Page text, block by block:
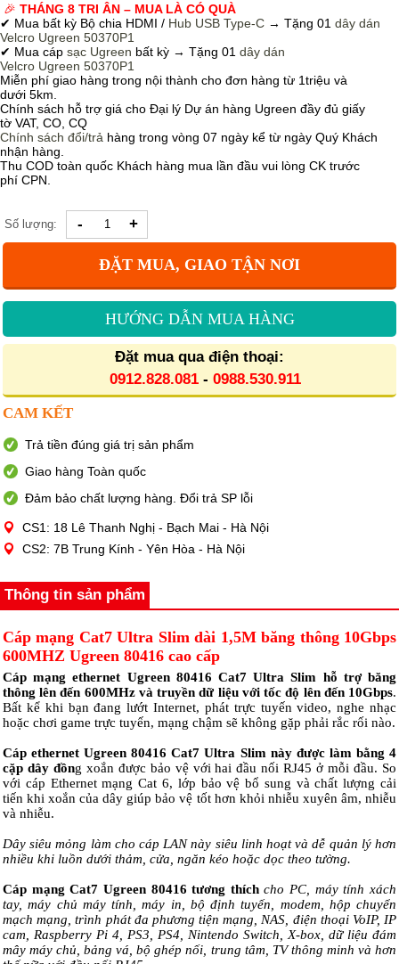
🎉 THÁNG 8 TRI ÂN – MUA LÀ CÓ QUÀ
✔ Mua bất kỳ Bộ chia HDMI / Hub USB Type-C → Tặng 01 dây dán
Velcro Ugreen 50370P1
✔ Mua cáp sạc Ugreen bất kỳ → Tặng 01 dây dán
Velcro Ugreen 50370P1
Miễn phí giao hàng trong nội thành cho đơn hàng từ 1triệu và
dưới 5km.
Chính sách hỗ trợ giá cho Đại lý Dự án hàng Ugreen đầy đủ giấy
tờ VAT, CO, CQ
Chính sách đổi/trả hàng trong vòng 07 ngày kể từ ngày Quý Khách
nhận hàng.
Thu COD toàn quốc Khách hàng mua lần đầu vui lòng CK trước
phí CPN.
Số lượng: - +
ĐẶT MUA, GIAO TẬN NƠI
HƯỚNG DẪN MUA HÀNG
Đặt mua qua điện thoại:
0912.828.081 - 0988.530.911
CAM KẾT
Trả tiền đúng giá trị sản phẩm
Giao hàng Toàn quốc
Đảm bảo chất lượng hàng. Đổi trả SP lỗi
CS1: 18 Lê Thanh Nghị - Bạch Mai - Hà Nội
CS2: 7B Trung Kính - Yên Hòa - Hà Nội
Thông tin sản phẩm
Cáp mạng Cat7 Ultra Slim dài 1,5M băng thông 10Gbps
600MHZ Ugreen 80416 cao cấp
Cáp mạng ethernet Ugreen 80416 Cat7 Ultra Slim hỗ trợ băng
thông lên đến 600MHz và truyền dữ liệu với tốc độ lên đến 10Gbps.
Bất kể khi bạn đang lướt Internet, phát trực tuyến video, nghe nhạc
hoặc chơi game trực tuyến, mạng chậm sẽ không gặp phải rắc rối nào.
Cáp ethernet Ugreen 80416 Cat7 Ultra Slim này được làm bằng 4
cặp dây đồng xoắn được bảo vệ với hai đầu nối RJ45 ở mỗi đầu. So
với cáp Ethernet mạng Cat 6, lớp bảo vệ bổ sung và chất lượng cải
tiến khi xoắn của dây giúp bảo vệ tốt hơn khỏi nhiễu xuyên âm, nhiễu
và nhiễu.
Dây siêu mỏng làm cho cáp LAN này siêu linh hoạt và dễ quản lý hơn
nhiều khi luồn dưới thảm, cửa, ngăn kéo hoặc dọc theo tường.
Cáp mạng Cat7 Ugreen 80416 tương thích cho PC, máy tính xách
tay, máy chủ máy tính, máy in, bộ định tuyến, modem, hộp chuyển
mạch mạng, trình phát đa phương tiện mạng, NAS, điện thoại VoIP, IP
cam, Raspberry Pi 4, PS3, PS4, Nintendo Switch, X-box, dữ liệu đám
mây máy chủ, bảng vá, bộ ghép nối, trung tâm, TV thông minh và hơn